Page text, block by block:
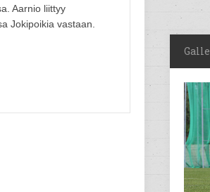
Aarnio liittyy
Jokipoikia vastaan.